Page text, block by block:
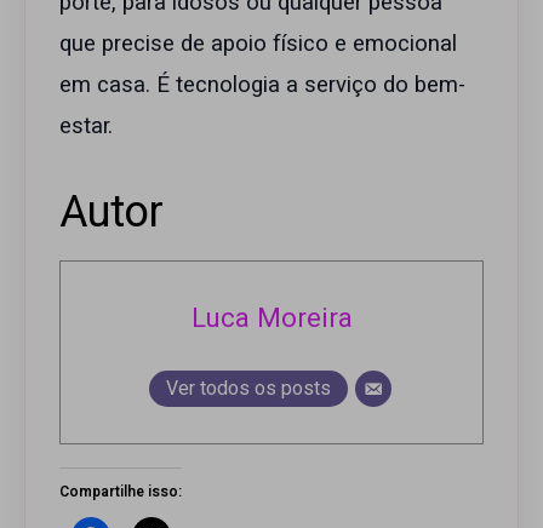
que precise de apoio físico e emocional
em casa. É tecnologia a serviço do bem-
estar.
Autor
Luca Moreira
Ver todos os posts
Compartilhe isso: